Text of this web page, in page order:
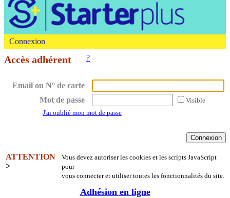
Connexion
Accès adhérent ?
Email ou N° de carte
Mot de passe
Visible
J'ai oublié mon mot de passe
ATTENTION
>
Vous devez autoriser les cookies et les scripts JavaScript
pour
vous connecter et utiliser toutes les fonctionnalités du site.
Adhésion en ligne